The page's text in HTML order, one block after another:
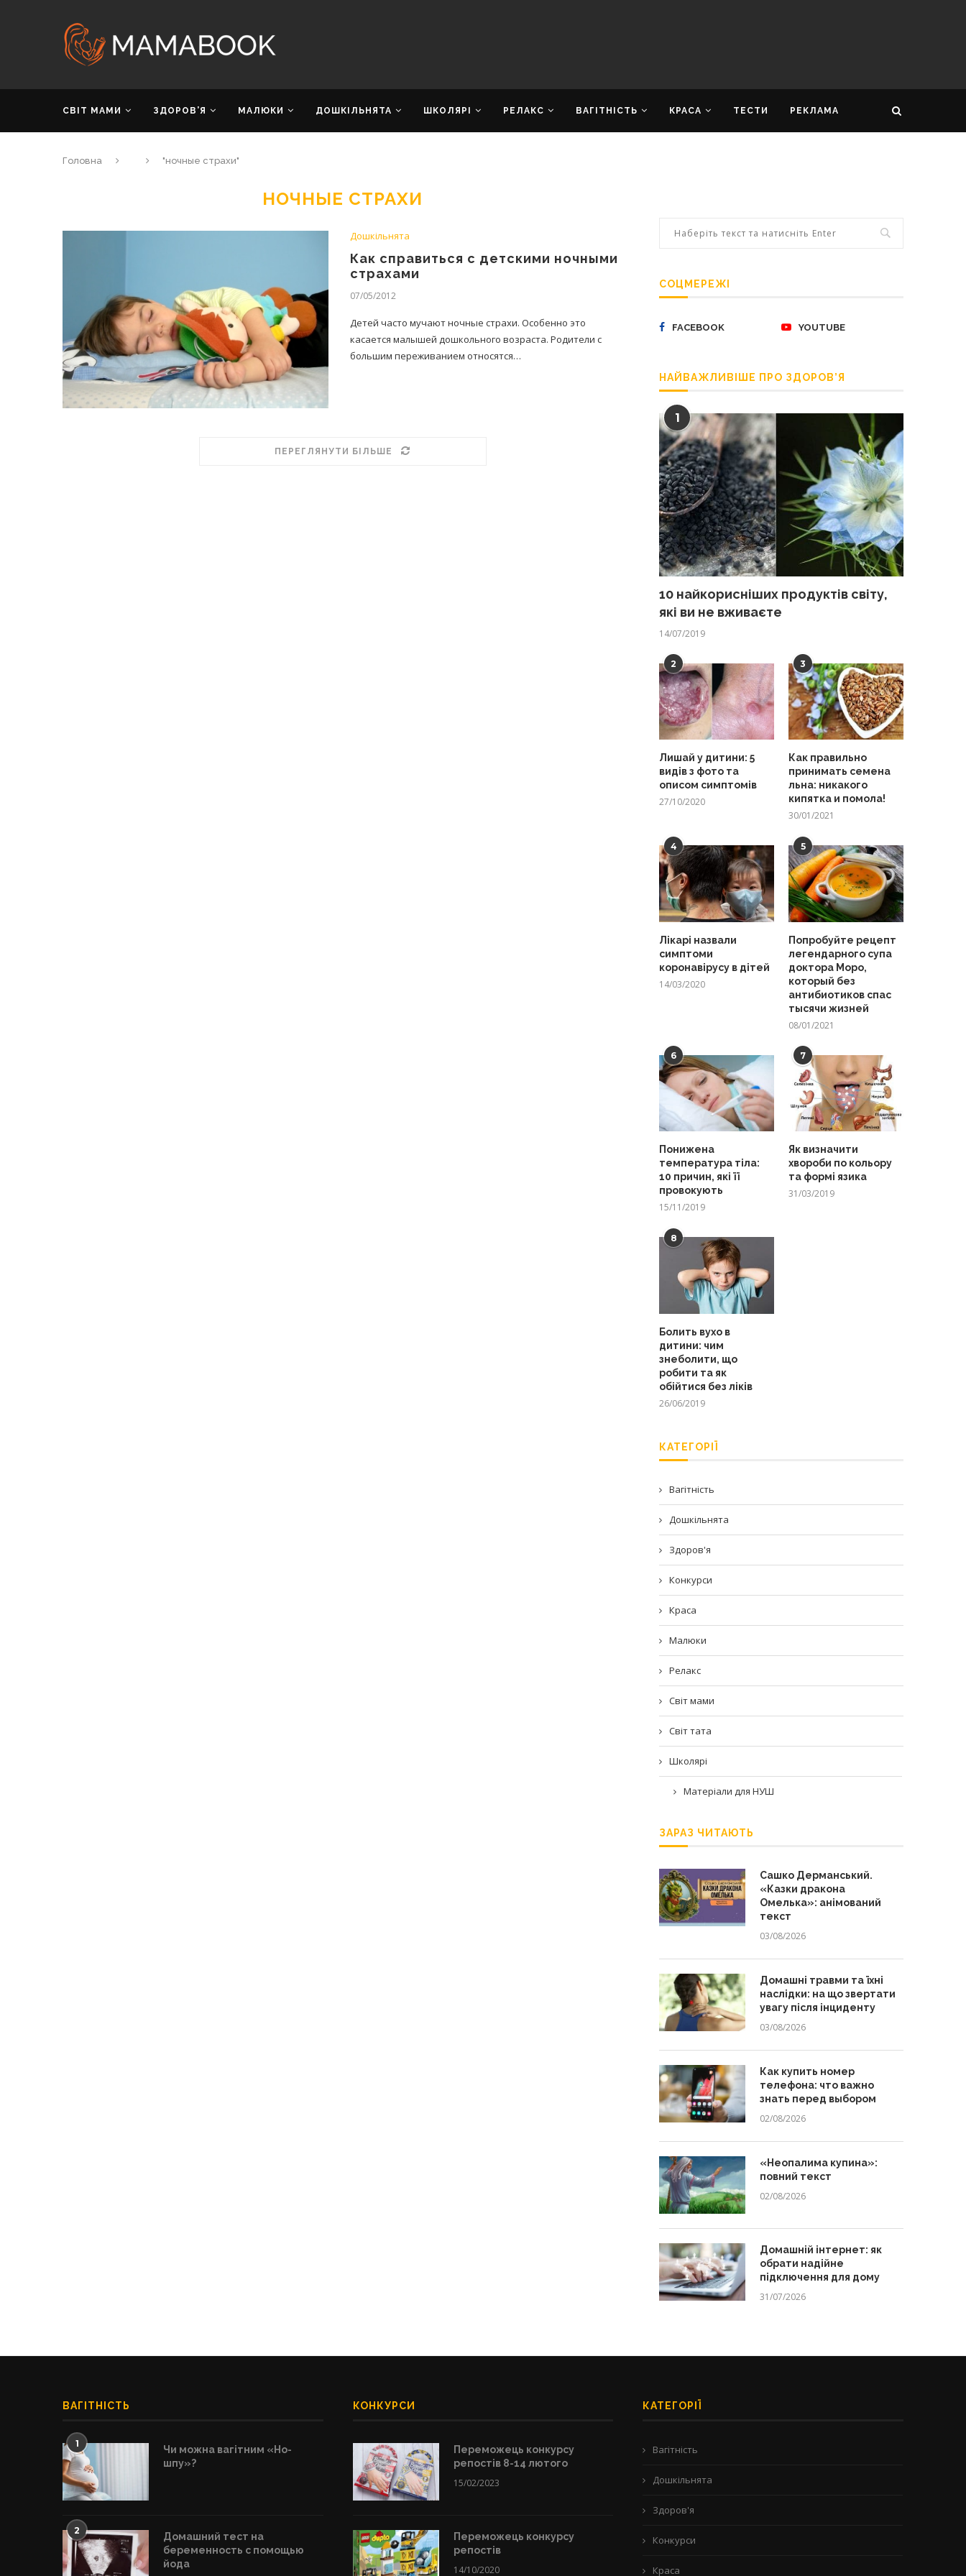
СВІТ МАМИ ЗДОРОВ’Я МАЛЮКИ ДОШКІЛЬНЯТА ШКОЛЯРІ РЕЛАКС ВАГІТНІСТЬ КРАСА ТЕСТИ РЕКЛАМА
Головна "ночные страхи"
НОЧНЫЕ СТРАХИ
Дошкільнята
Как справиться с детскими ночными
страхами
07/05/2012
Детей часто мучают ночные страхи. Особенно это
касается малышей дошкольного возраста. Родители с
большим переживанием относятся…
ПЕРЕГЛЯНУТИ БІЛЬШЕ
СОЦМЕРЕЖІ
FACEBOOK YOUTUBE
НАЙВАЖЛИВІШЕ ПРО ЗДОРОВ’Я
1
10 найкорисніших продуктів світу,
які ви не вживаєте
14/07/2019
2
Лишай у дитини: 5
видів з фото та
описом симптомів
27/10/2020
3
Как правильно
принимать семена
льна: никакого
кипятка и помола!
30/01/2021
4
Лікарі назвали
симптоми
коронавірусу в дітей
14/03/2020
5
Попробуйте рецепт
легендарного супа
доктора Моро,
который без
антибиотиков спас
тысячи жизней
08/01/2021
6
Понижена
температура тіла:
10 причин, які її
провокують
15/11/2019
7
Як визначити
хвороби по кольору
та формі язика
31/03/2019
8
Болить вухо в
дитини: чим
знеболити, що
робити та як
обійтися без ліків
26/06/2019
КАТЕГОРІЇ
Вагітність
Дошкільнята
Здоров'я
Конкурси
Краса
Малюки
Релакс
Світ мами
Світ тата
Школярі
Матеріали для НУШ
ЗАРАЗ ЧИТАЮТЬ
Сашко Дерманський.
«Казки дракона
Омелька»: анімований
текст
03/08/2026
Домашні травми та їхні
наслідки: на що звертати
увагу після інциденту
03/08/2026
Как купить номер
телефона: что важно
знать перед выбором
02/08/2026
«Неопалима купина»:
повний текст
02/08/2026
Домашній інтернет: як
обрати надійне
підключення для дому
31/07/2026
ВАГІТНІСТЬ
1
Чи можна вагітним «Но-
шпу»?
2
Домашний тест на
беременность с помощью
йода
КОНКУРСИ
Переможець конкурсу
репостів 8-14 лютого
15/02/2023
Переможець конкурсу
репостів
14/10/2020
КАТЕГОРІЇ
Вагітність
Дошкільнята
Здоров'я
Конкурси
Краса